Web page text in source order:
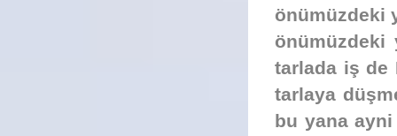
önümüzdeki
önümüzdeki
tarlada iş de
tarlaya
bu yana ayni